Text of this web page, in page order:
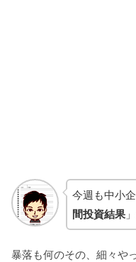
今週も中小
間投資結果
暴落も何のその、細々や